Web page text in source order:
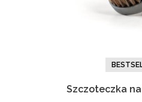
Szczoteczka